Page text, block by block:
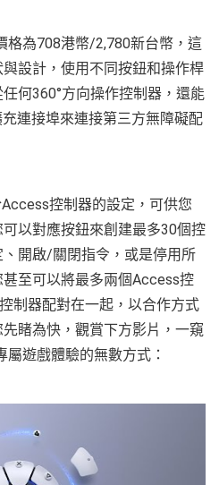
格為708港幣/2,780新台幣，這
設計，使用不同按鈕和操作桿
何360°方向操作控制器，還能
連接埠來連接第三方無障礙配
控制器的設定，可供您
以對應按鈕來創建最多30個控
開啟/關閉指令，或是停用所
至可以將最多兩個Access控
制器配對在一起，以合作方式
睹為快，觀賞下方影片，一窺
遊戲體驗的無數方式：